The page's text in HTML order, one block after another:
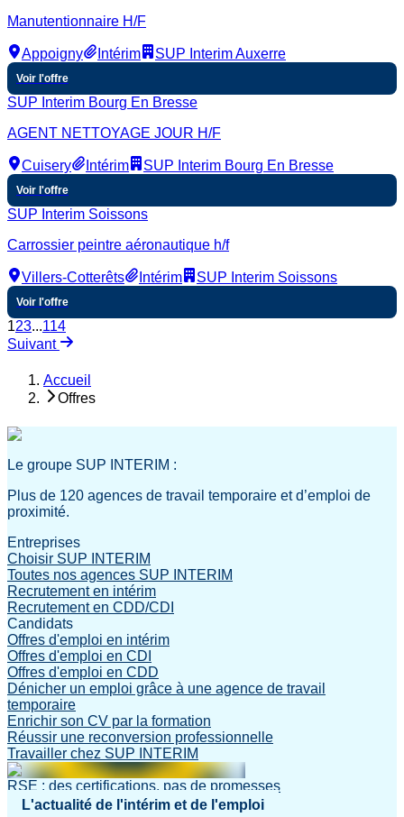
Manutentionnaire H/F
Appoigny Intérim SUP Interim Auxerre
Voir l'offre
SUP Interim Bourg En Bresse
AGENT NETTOYAGE JOUR H/F
Cuisery Intérim SUP Interim Bourg En Bresse
Voir l'offre
SUP Interim Soissons
Carrossier peintre aéronautique h/f
Villers-Cotterêts Intérim SUP Interim Soissons
Voir l'offre
123...114
Suivant
Accueil
Offres
Le groupe SUP INTERIM :
Plus de 120 agences de travail temporaire et d’emploi de
proximité.
Entreprises
Choisir SUP INTERIM
Toutes nos agences SUP INTERIM
Recrutement en intérim
Recrutement en CDD/CDI
Candidats
Offres d'emploi en intérim
Offres d'emploi en CDI
Offres d'emploi en CDD
Dénicher un emploi grâce à une agence de travail
temporaire
Enrichir son CV par la formation
Réussir une reconversion professionnelle
Travailler chez SUP INTERIM
RSE : des certifications, pas de promesses
L'actualité de l'intérim et de l'emploi